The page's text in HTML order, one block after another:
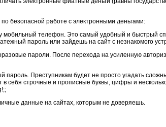
безопасной работе с электронными деньгами:
мобильный телефон. Это самый удобный и быстрый
пароль или зайдешь на сайт с незнакомого
пароли. После перехода на усиленную
пароль. Преступникам будет не просто угадать
в себя строчные и прописные буквы, цифры и
данные на сайтах, которым не доверяешь.